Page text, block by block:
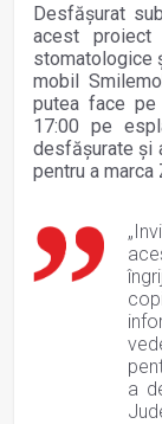
Desfășurat
acest proiect
stomatologice
mobil
putea face pe
17:00 pe
desfășurate și
pentru a
a